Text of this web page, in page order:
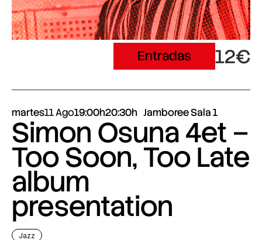
Entradas 12€
martes11 Ago19:00h20:30h Jamboree Sala 1
Simon Osuna 4et –
Too Soon, Too Late
album
presentation
Jazz